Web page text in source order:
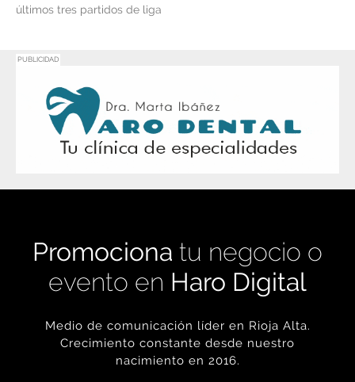
últimos tres partidos de liga
PUBLICIDAD
Promociona tu negocio o
evento en Haro Digital
Medio de comunicación líder en Rioja Alta.
Crecimiento constante desde nuestro
nacimiento en 2016.